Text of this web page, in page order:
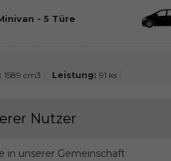
- 5 Türe
1589 cm3 Leistung: 91 ks
Nutzer
in unserer Gemeinschaft